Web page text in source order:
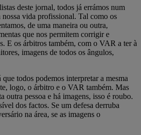
deste jornal, todos já errámos num
vida profissional. Tal como os
de uma maneira ou outra,
que nos permitem corrigir e
E os árbitros também, com o VAR a ter à
imagens de todos os ângulos,
todos podemos interpretar a mesma
logo, o árbitro e o VAR também. Mas
outra pessoa e há imagens, isso é roubo.
dos factos. Se um defesa derruba
na área, se as imagens o